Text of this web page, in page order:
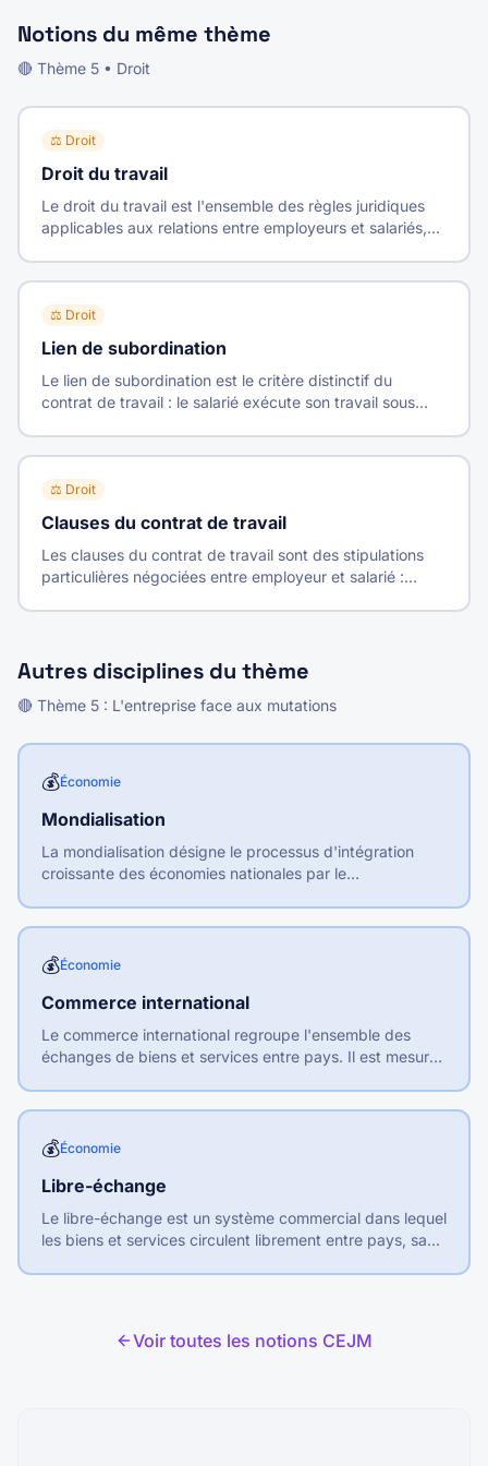
Notions du même thème
🔴 Thème 5 • Droit
⚖️ Droit
Droit du travail
Le droit du travail est l'ensemble des règles juridiques
applicables aux relations entre employeurs et salariés,
⚖️ Droit
Lien de subordination
Le lien de subordination est le critère distinctif du
contrat de travail : le salarié exécute son travail sous
⚖️ Droit
Clauses du contrat de travail
Les clauses du contrat de travail sont des stipulations
particulières négociées entre employeur et salarié :
Autres disciplines du thème
🔴 Thème 5 : L'entreprise face aux mutations
💰Économie
Mondialisation
La mondialisation désigne le processus d'intégration
croissante des économies nationales par le
💰Économie
Commerce international
Le commerce international regroupe l'ensemble des
échanges de biens et services entre pays. Il est mesuré
💰Économie
Libre-échange
Le libre-échange est un système commercial dans lequel
les biens et services circulent librement entre pays, sans
Voir toutes les notions CEJM